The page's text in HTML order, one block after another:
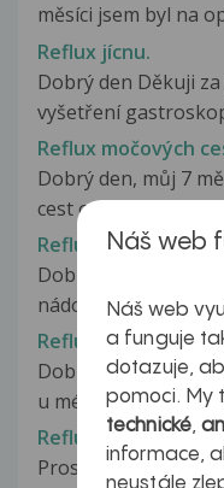
měsíci jsem byl na
Reflux jícnu.
Dobrý den Děkuji
vyšetření
Reflux močových
Dobrý den, můj 7
cest od 12.5.07
Reflux s
Dobrý den, mám
nádor v roce 2009,
Reflux u 3 letého
Dobrý den,mám
u mé 3 leté
Reflux u 3.letého
Prosila bych Vás o
Náš web
Náš web
a funguje
dotazuje,
pomoci. My
technické,
informace,
neustále